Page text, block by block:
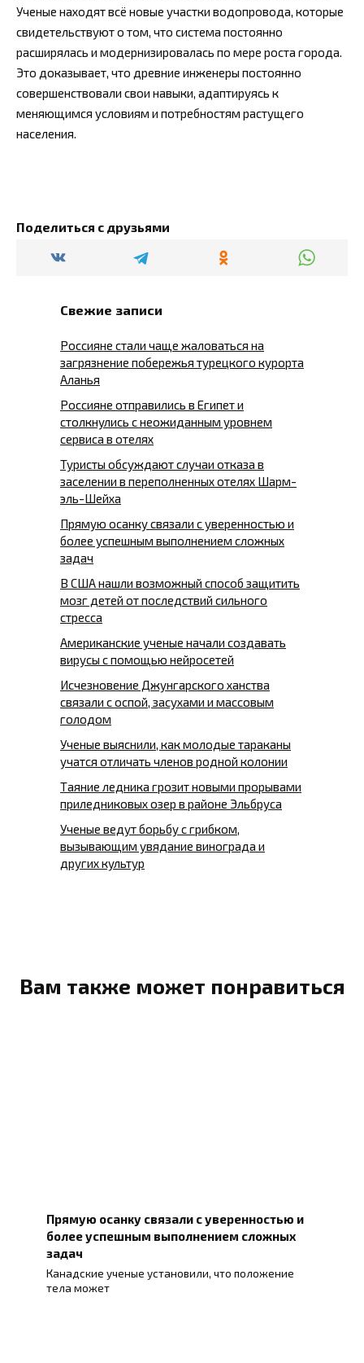
Ученые находят всё новые участки водопровода, которые
свидетельствуют о том, что система постоянно
расширялась и модернизировалась по мере роста города.
Это доказывает, что древние инженеры постоянно
совершенствовали свои навыки, адаптируясь к
меняющимся условиям и потребностям растущего
населения.
Поделиться с друзьями
Свежие записи
Россияне стали чаще жаловаться на
загрязнение побережья турецкого курорта
Аланья
Россияне отправились в Египет и
столкнулись с неожиданным уровнем
сервиса в отелях
Туристы обсуждают случаи отказа в
заселении в переполненных отелях Шарм-
эль-Шейха
Прямую осанку связали с уверенностью и
более успешным выполнением сложных
задач
В США нашли возможный способ защитить
мозг детей от последствий сильного
стресса
Американские ученые начали создавать
вирусы с помощью нейросетей
Исчезновение Джунгарского ханства
связали с оспой, засухами и массовым
голодом
Ученые выяснили, как молодые тараканы
учатся отличать членов родной колонии
Таяние ледника грозит новыми прорывами
приледниковых озер в районе Эльбруса
Ученые ведут борьбу с грибком,
вызывающим увядание винограда и
других культур
Вам также может понравиться
Прямую осанку связали с уверенностью и
более успешным выполнением сложных
задач
Канадские ученые установили, что положение
тела может